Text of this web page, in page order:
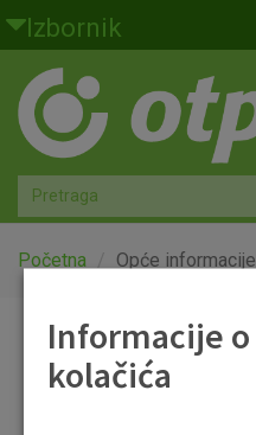
Skoči na glavni sadržaj
Izbornik
Građani
Privatno bankarstvo
Agro
Mala poduzeća i obrtnici
Globalna tržišta
Početna Opće
Opće
Informacije
kolačića